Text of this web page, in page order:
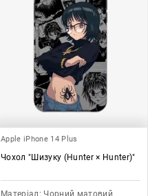
Apple iPhone 14 Plus
Чохол "Шизуку (Hunter × Hunter)"
Матеріал: Чорний матовий